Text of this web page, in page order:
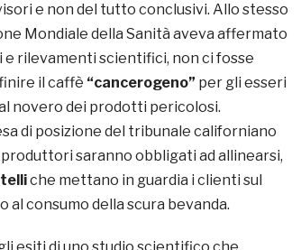
e non del tutto conclusivi. Allo stesso
Mondiale della Sanità aveva affermato
e rilevamenti scientifici, non ci fosse
il caffè “cancerogeno” per gli esseri
novero dei prodotti pericolosi.
di posizione del tribunale californiano
saranno obbligati ad allinearsi,
che mettano in guardia i clienti sul
consumo della scura bevanda.